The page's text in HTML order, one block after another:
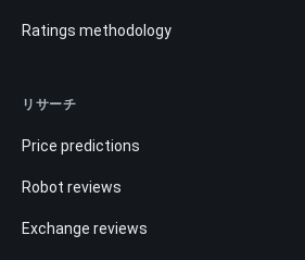
Ratings methodology
リサーチ
Price predictions
Robot reviews
Exchange reviews